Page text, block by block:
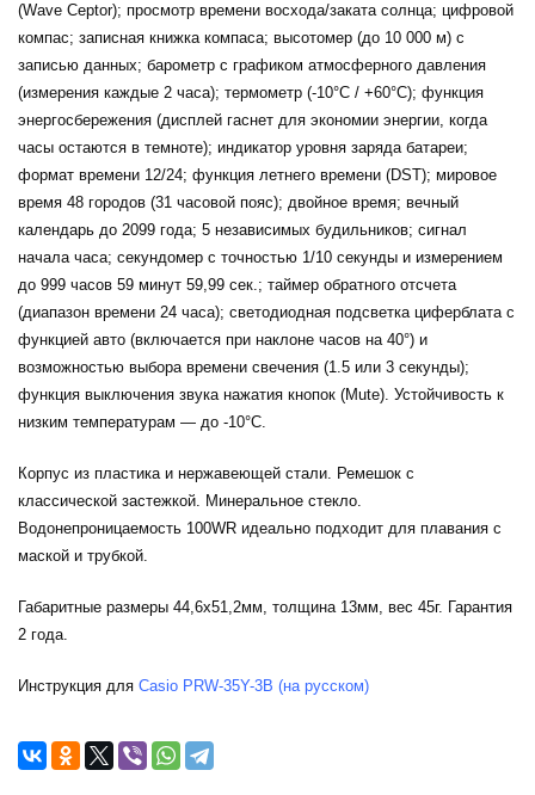
(Wave Ceptor); просмотр времени восхода/заката солнца; цифровой
компас; записная книжка компаса; высотомер (до 10 000 м) с
записью данных; барометр с графиком атмосферного давления
(измерения каждые 2 часа); термометр (-10°C / +60°C); функция
энергосбережения (дисплей гаснет для экономии энергии, когда
часы остаются в темноте); индикатор уровня заряда батареи;
формат времени 12/24; функция летнего времени (DST); мировое
время 48 городов (31 часовой пояс); двойное время; вечный
календарь до 2099 года; 5 независимых будильников; сигнал
начала часа; секундомер с точностью 1/10 секунды и измерением
до 999 часов 59 минут 59,99 cек.; таймер обратного отсчета
(диапазон времени 24 часа); светодиодная подсветка циферблата с
функцией авто (включается при наклоне часов на 40°) и
возможностью выбора времени свечения (1.5 или 3 секунды);
функция выключения звука нажатия кнопок (Mute). Устойчивость к
низким температурам — до -10°C.
Корпус из пластика и нержавеющей стали. Ремешок с
классической застежкой. Минеральное стекло.
Водонепроницаемость 100WR идеально подходит для плавания с
маской и трубкой.
Габаритные размеры 44,6x51,2мм, толщина 13мм, вес 45г. Гарантия
2 года.
Инструкция для Casio PRW-35Y-3B (на русском)